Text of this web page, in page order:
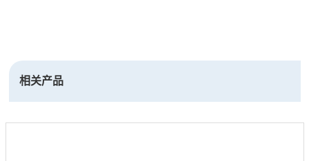
相关产品